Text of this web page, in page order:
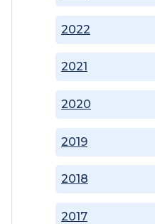
2017
2018
2019
2020
2021
2022